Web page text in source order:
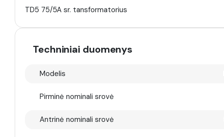
TD5 75/5A sr. tansformatorius
Techniniai duomenys
Modelis
Pirminė nominali srovė
Antrinė nominali srovė